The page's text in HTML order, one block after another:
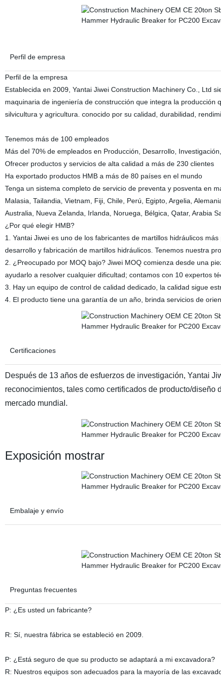
Perfil de empresa
Perfil de la empresa
Establecida en 2009, Yantai Jiwei Construction Machinery Co., Ltd
maquinaria de ingeniería de construcción que integra la
silvicultura y agricultura. conocido por su calidad, durabilidad,
Tenemos más de 100 empleados
Más del 70% de empleados en Producción, Desarrollo,
Ofrecer productos y servicios de alta calidad a más de 230 clientes
Ha exportado productos HMB a más de 80 países en el mundo
Tenga un sistema completo de servicio de preventa y posventa en
Malasia, Tailandia, Vietnam, Fiji, Chile, Perú, Egipto, Argelia,
Australia, Nueva Zelanda, Irlanda, Noruega, Bélgica, Qatar, Arabia
¿Por qué elegir HMB?
1. Yantai Jiwei es uno de los fabricantes de martillos hidráulicos
desarrollo y fabricación de martillos hidráulicos. Tenemos nuestra
2. ¿Preocupado por MOQ bajo? Jiwei MOQ comienza desde una
ayudarlo a resolver cualquier dificultad; contamos con 10 expertos
3. Hay un equipo de control de calidad dedicado, la calidad sigue
4. El producto tiene una garantía de un año, brinda servicios de
Certificaciones
Después de 13 años de esfuerzos de investigación, Yantai
reconocimientos, tales como certificados de producto/
mercado mundial.
Exposición mostrar
Embalaje y envío
Preguntas frecuentes
P: ¿Es usted un fabricante?
R: Sí, nuestra fábrica se estableció en 2009.
P: ¿Está seguro de que su producto se adaptará a mi excavadora?
R: Nuestros equipos son adecuados para la mayoría de las